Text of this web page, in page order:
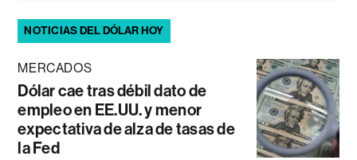
NOTICIAS DEL DÓLAR HOY
MERCADOS
Dólar cae tras débil dato de
empleo en EE.UU. y menor
expectativa de alza de tasas de
la Fed